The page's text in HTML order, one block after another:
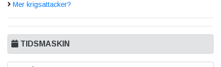
Mer krigsattacker?
TIDSMASKIN